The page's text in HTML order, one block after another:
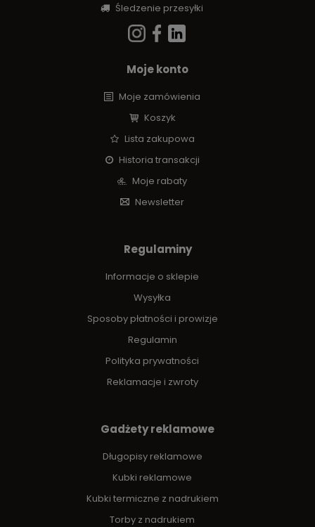
Śledzenie przesyłki
Moje konto
Moje zamówienia
Koszyk
Lista zakupowa
Historia transakcji
Moje rabaty
Newsletter
Regulaminy
Informacje o sklepie
Wysyłka
Sposoby płatności i prowizje
Regulamin
Polityka prywatności
Reklamacje i zwroty
Gadżety reklamowe
Długopisy reklamowe
Kubki reklamowe
Kubki termiczne z nadrukiem
Torby z nadrukiem